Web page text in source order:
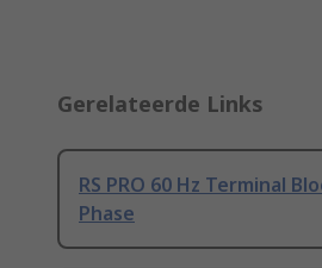
Gerelateerde Links
RS PRO 60 Hz Terminal
Phase